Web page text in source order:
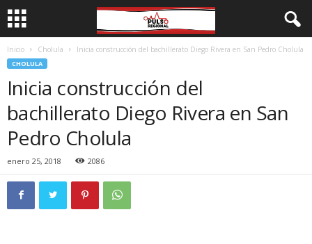
Inicio Cholula Inicia construcción del bachillerato Diego Rivera en San Pedro Cholula
CHOLULA
Inicia construcción del
bachillerato Diego Rivera en San
Pedro Cholula
enero 25, 2018 2086